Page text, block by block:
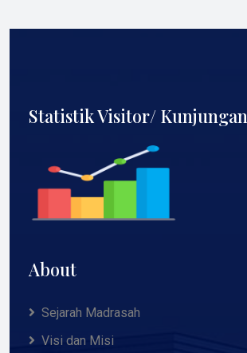
Statistik Visitor/ Kunjungan
About
Sejarah Madrasah
Visi dan Misi